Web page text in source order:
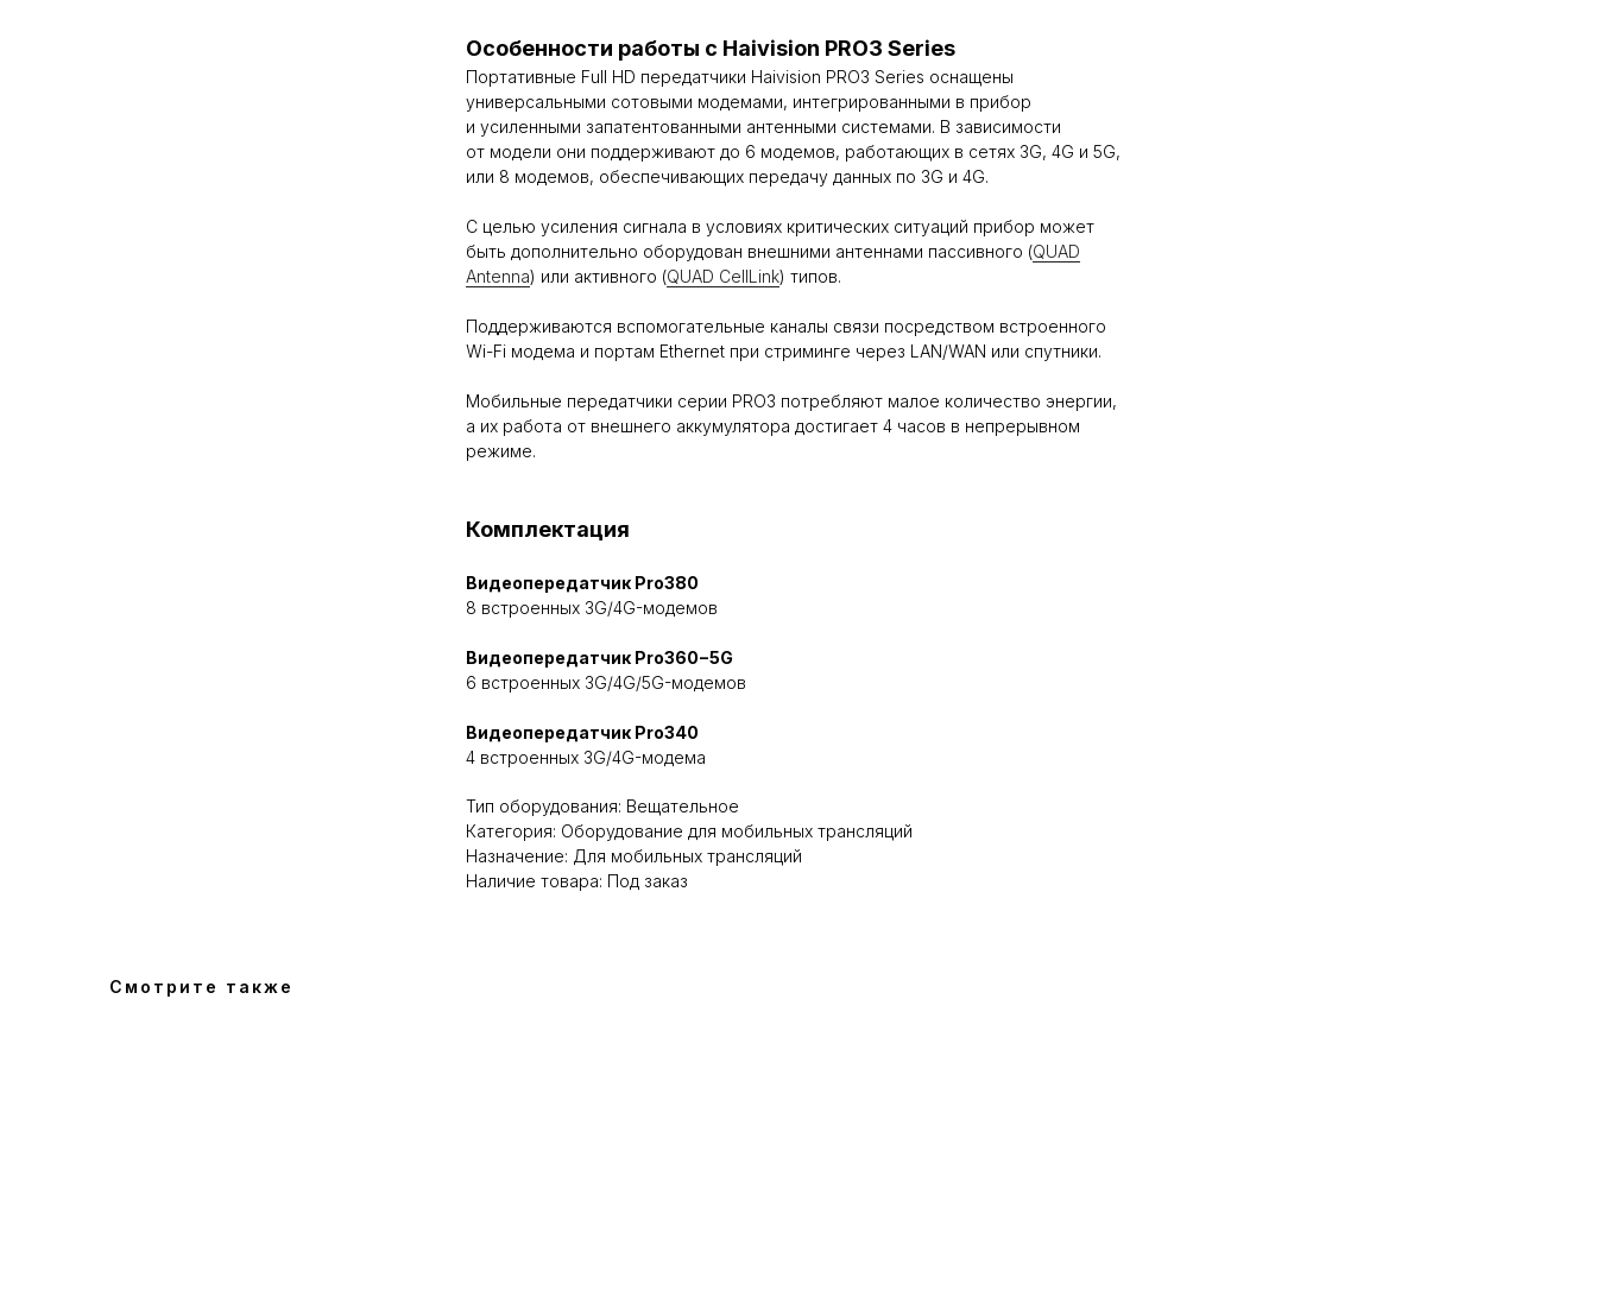
Особенности работы с Haivision PRO3 Series
Портативные Full HD передатчики Haivision PRO3 Series оснащены
универсальными сотовыми модемами, интегрированными в прибор
и усиленными запатентованными антенными системами. В зависимости
от модели они поддерживают до 6 модемов, работающих в сетях 3G, 4G и 5G,
или 8 модемов, обеспечивающих передачу данных по 3G и 4G.
С целью усиления сигнала в условиях критических ситуаций прибор может
быть дополнительно оборудован внешними антеннами пассивного (QUAD
Antenna) или активного (QUAD CellLink) типов.
Поддерживаются вспомогательные каналы связи посредством встроенного
Wi-Fi модема и портам Ethernet при стриминге через LAN/WAN или спутники.
Мобильные передатчики серии PRO3 потребляют малое количество энергии,
а их работа от внешнего аккумулятора достигает 4 часов в непрерывном
режиме.
Комплектация
Видеопередатчик Pro380
8 встроенных 3G/4G-модемов
Видеопередатчик Pro360−5G
6 встроенных 3G/4G/5G-модемов
Видеопередатчик Pro340
4 встроенных 3G/4G-модема
Тип оборудования: Вещательное
Категория: Оборудование для мобильных трансляций
Назначение: Для мобильных трансляций
Наличие товара: Под заказ
Смотрите также